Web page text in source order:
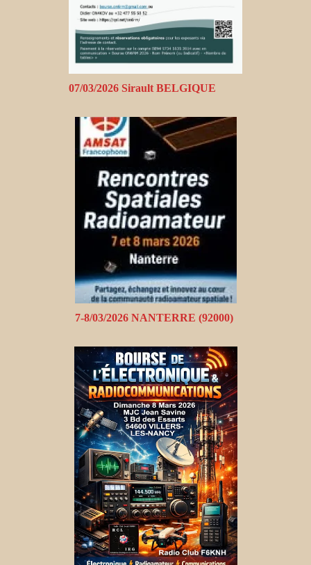
07/03/2026 Sirault BELGIQUE
7-8/03/2026 NANTERRE (92000)